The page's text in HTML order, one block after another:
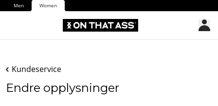
Men Women
Kundeservice
Endre opplysninger